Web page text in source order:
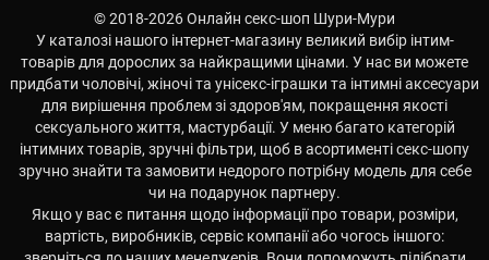
© 2018-2026 Онлайн секс-шоп Шури-Мури
У каталозі нашого інтернет-магазину великий вибір інтим-
товарів для дорослих за найкращими цінами. У нас ви можете
придбати чоловічі, жіночі та унісекс-іграшки та інтимні аксесуари
для вирішення проблем зі здоров'ям, покращення якості
сексуального життя, мастурбації. У меню багато категорій
інтимних товарів, зручні фільтри, щоб в асортименті секс-шопу
зручно знайти та замовити недорого потрібну модель для себе
чи на подарунок партнеру.
Якщо у вас є питання щодо інформації про товари, розміри,
вартість, виробників, сервіс компанії або чогось іншого: